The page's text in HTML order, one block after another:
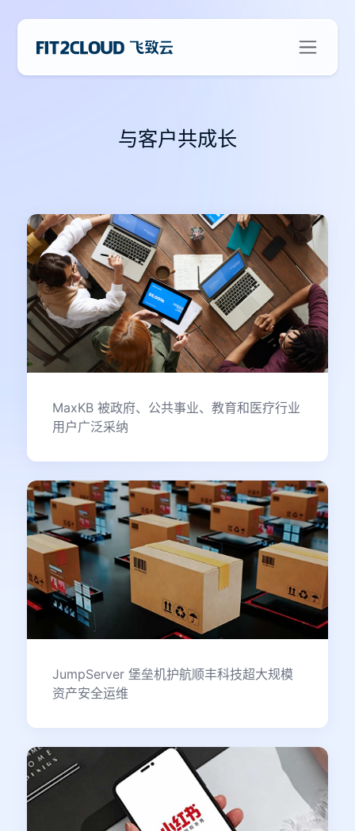
与客户共成长
MaxKB 被政府、公共事业、教育和医疗行业
用户广泛采纳
JumpServer 堡垒机护航顺丰科技超大规模
资产安全运维